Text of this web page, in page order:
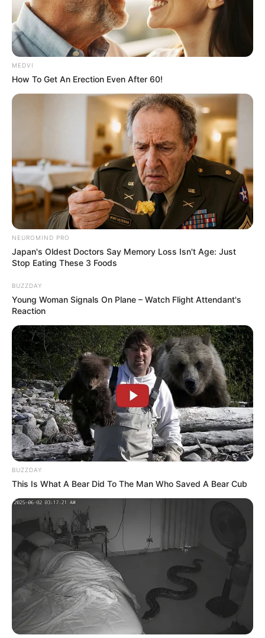
MEDVI
How To Get An Erection Even After 60!
NEUROMIND PRO
Japan's Oldest Doctors Say Memory Loss Isn't Age: Just
Stop Eating These 3 Foods
BUZZDAY
Young Woman Signals On Plane – Watch Flight Attendant's
Reaction
BUZZDAY
This Is What A Bear Did To The Man Who Saved A Bear Cub